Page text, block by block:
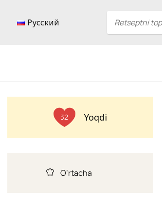
Русский
32 Yoqdi
O’rtacha